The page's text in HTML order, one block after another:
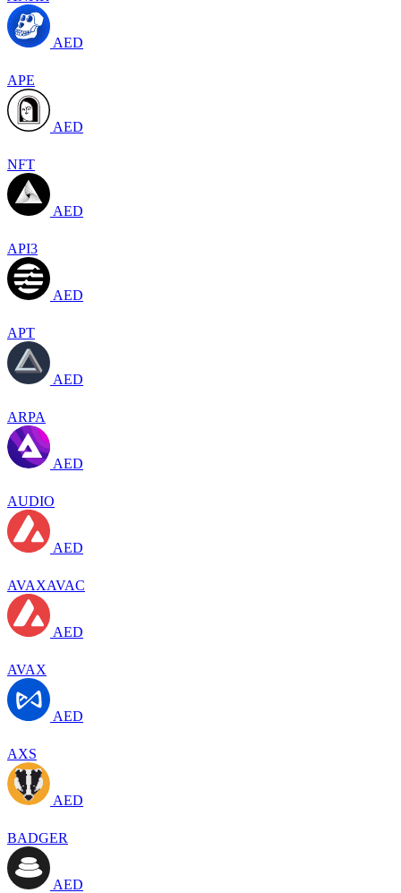
AED
APE
AED
NFT
AED
API3
AED
APT
AED
ARPA
AED
AUDIO
AED
AVAXAVAC
AED
AVAX
AED
AXS
AED
BADGER
AED